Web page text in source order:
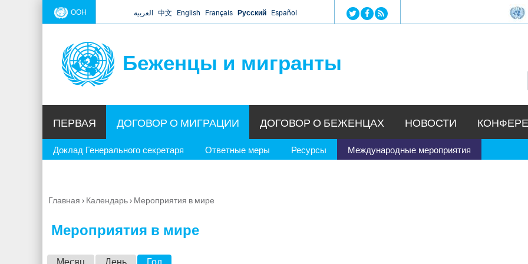
Jump to navigation
ООН العربية 中文 English Français Русский Español
Беженцы и мигранты
ПЕРВАЯ ДОГОВОР О МИГРАЦИИ
Доклад Генерального секретаря Ответные меры Ресурсы Международные мероприятия
ДОГОВОР О БЕЖЕНЦАХ НОВОСТИ
Вы
Главная › Календарь› Мероприятия в мире
Мероприятия в мире